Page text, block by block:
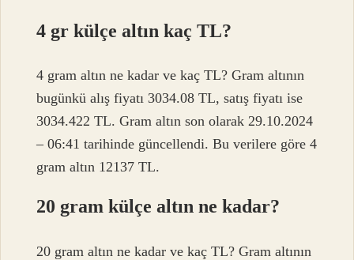
4 gr külçe altın kaç TL?
4 gram altın ne kadar ve kaç TL? Gram altının
bugünkü alış fiyatı 3034.08 TL, satış fiyatı ise
3034.422 TL. Gram altın son olarak 29.10.2024
– 06:41 tarihinde güncellendi. Bu verilere göre 4
gram altın 12137 TL.
20 gram külçe altın ne kadar?
20 gram altın ne kadar ve kaç TL? Gram altının